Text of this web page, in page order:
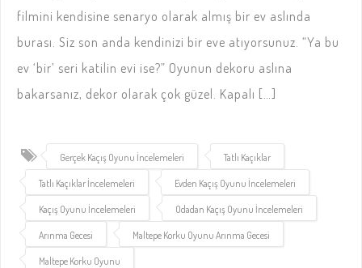
filmini kendisine senaryo olarak almış bir ev aslında
burası. Siz son anda kendinizi bir eve atıyorsunuz. “Ya bu
ev ‘bir’ seri katilin evi ise?” Oyunun dekoru aslına
bakarsanız, dekor olarak çok güzel. Kapalı […]
Gerçek Kaçış Oyunu İncelemeleri Tatlı Kaçıklar
Tatlı Kaçıklar İncelemeleri Evden Kaçış Oyunu İncelemeleri
Kaçış Oyunu İncelemeleri Odadan Kaçış Oyunu İncelemeleri
Arınma Gecesi Maltepe Korku Oyunu Arınma Gecesi
Maltepe Korku Oyunu